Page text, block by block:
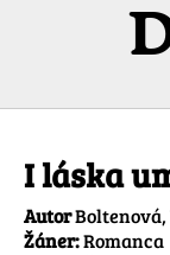
I láska
AutorBoltenová,
Žáner:Romanca